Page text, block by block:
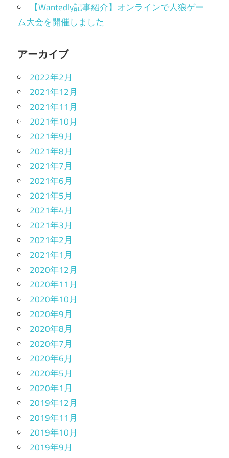
【Wantedly記事紹介】オンラインで人狼ゲー
ム大会を開催しました
アーカイブ
2022年2月
2021年12月
2021年11月
2021年10月
2021年9月
2021年8月
2021年7月
2021年6月
2021年5月
2021年4月
2021年3月
2021年2月
2021年1月
2020年12月
2020年11月
2020年10月
2020年9月
2020年8月
2020年7月
2020年6月
2020年5月
2020年1月
2019年12月
2019年11月
2019年10月
2019年9月